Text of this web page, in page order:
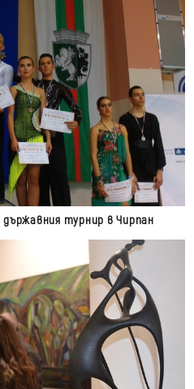
турнир в Чирпан